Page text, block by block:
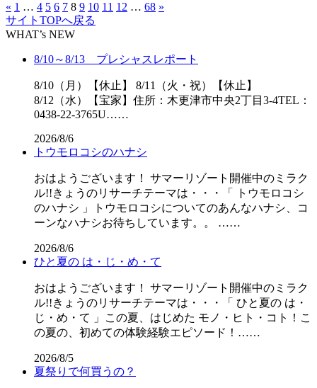
« 1 … 4 5 6 7 8 9 10 11 12 … 68 »
サイトTOPへ戻る
WHAT’s NEW
8/10～8/13 プレシャスレポート
8/10（月）【休止】 8/11（火・祝）【休止】
8/12（水）【宝家】住所：木更津市中央2丁目3-4TEL：
0438-22-3765U……
2026/8/6
トウモロコシのハナシ
おはようございます！ サマーリゾート開催中のミラク
ル!!きょうのリサーチテーマは・・・「 トウモロコシ
のハナシ 」トウモロコシについてのあんなハナシ、コ
ーンなハナシお待ちしています。。 ……
2026/8/6
ひと夏の は・じ・め・て
おはようございます！ サマーリゾート開催中のミラク
ル!!きょうのリサーチテーマは・・・「 ひと夏の は・
じ・め・て 」この夏、はじめた モノ・ヒト・コト！こ
の夏の、初めての体験経験エピソード！……
2026/8/5
夏祭りで何買うの？